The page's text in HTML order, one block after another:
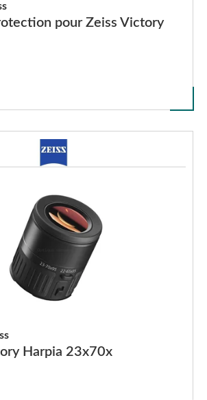
pour Zeiss Victory
Harpia 23x70x